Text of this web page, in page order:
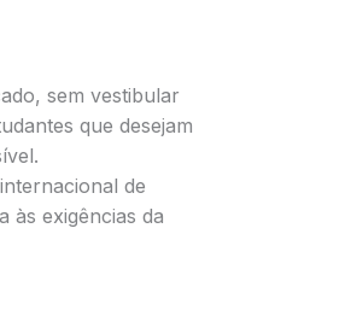
sem vestibular
que desejam
de
às exigências da